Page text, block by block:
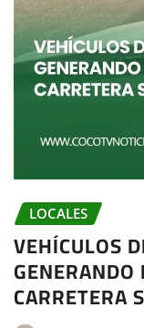
LOCALES
VEHÍCULOS
CARRETERA